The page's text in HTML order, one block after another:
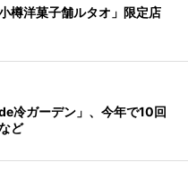
樽洋菓子舗ルタオ」限定店
冷ガーデン」、今年で10回
ど